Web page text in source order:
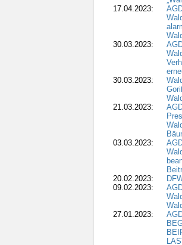
17.04.2023:
30.03.2023:
30.03.2023:
21.03.2023:
03.03.2023:
20.02.2023:
09.02.2023:
27.01.2023: